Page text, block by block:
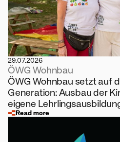
29.07.2026
ÖWG Wohnbau
ÖWG Wohnbau setzt auf
Generation: Ausbau der
eigene
Read more